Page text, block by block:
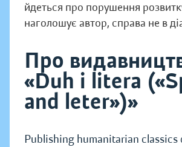
йдеться про порушення
наголошує автор, справа не в
Про
«Duh i litera
and leter»)»
Publishing humanitarian classics